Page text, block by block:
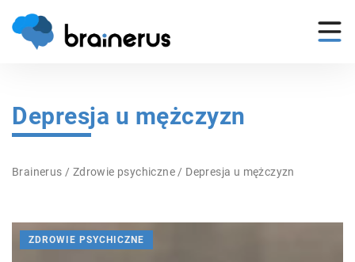
Depresja u mężczyzn
Brainerus / Zdrowie psychiczne / Depresja u mężczyzn
ZDROWIE PSYCHICZNE